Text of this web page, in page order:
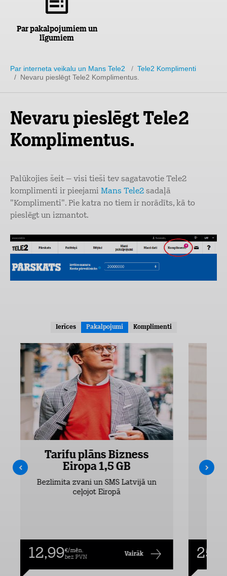
Par pakalpojumiem un
līgumiem
Par interneta veikalu un Mans Tele2 / Tele2 Komplimenti
/ Nevaru pieslēgt Tele2 Komplimentus.
Nevaru pieslēgt Tele2
Komplimentus.
Palūkojies šeit – visi tieši tev sagatavotie Tele2
komplimenti ir pieejami Mans Tele2 sadaļā
"Komplimenti". Pie katra no tiem ir norādīts, kā to
pieslēgt un izmantot.
Ierīces Pakalpojumi Komplimenti
Tarifu plāns Bizness
Eiropa 1,5 GB
Bezlimita zvani un SMS Latvijā un
ceļojot Eiropā
12,99€/mēn.
bez PVN
Vairāk